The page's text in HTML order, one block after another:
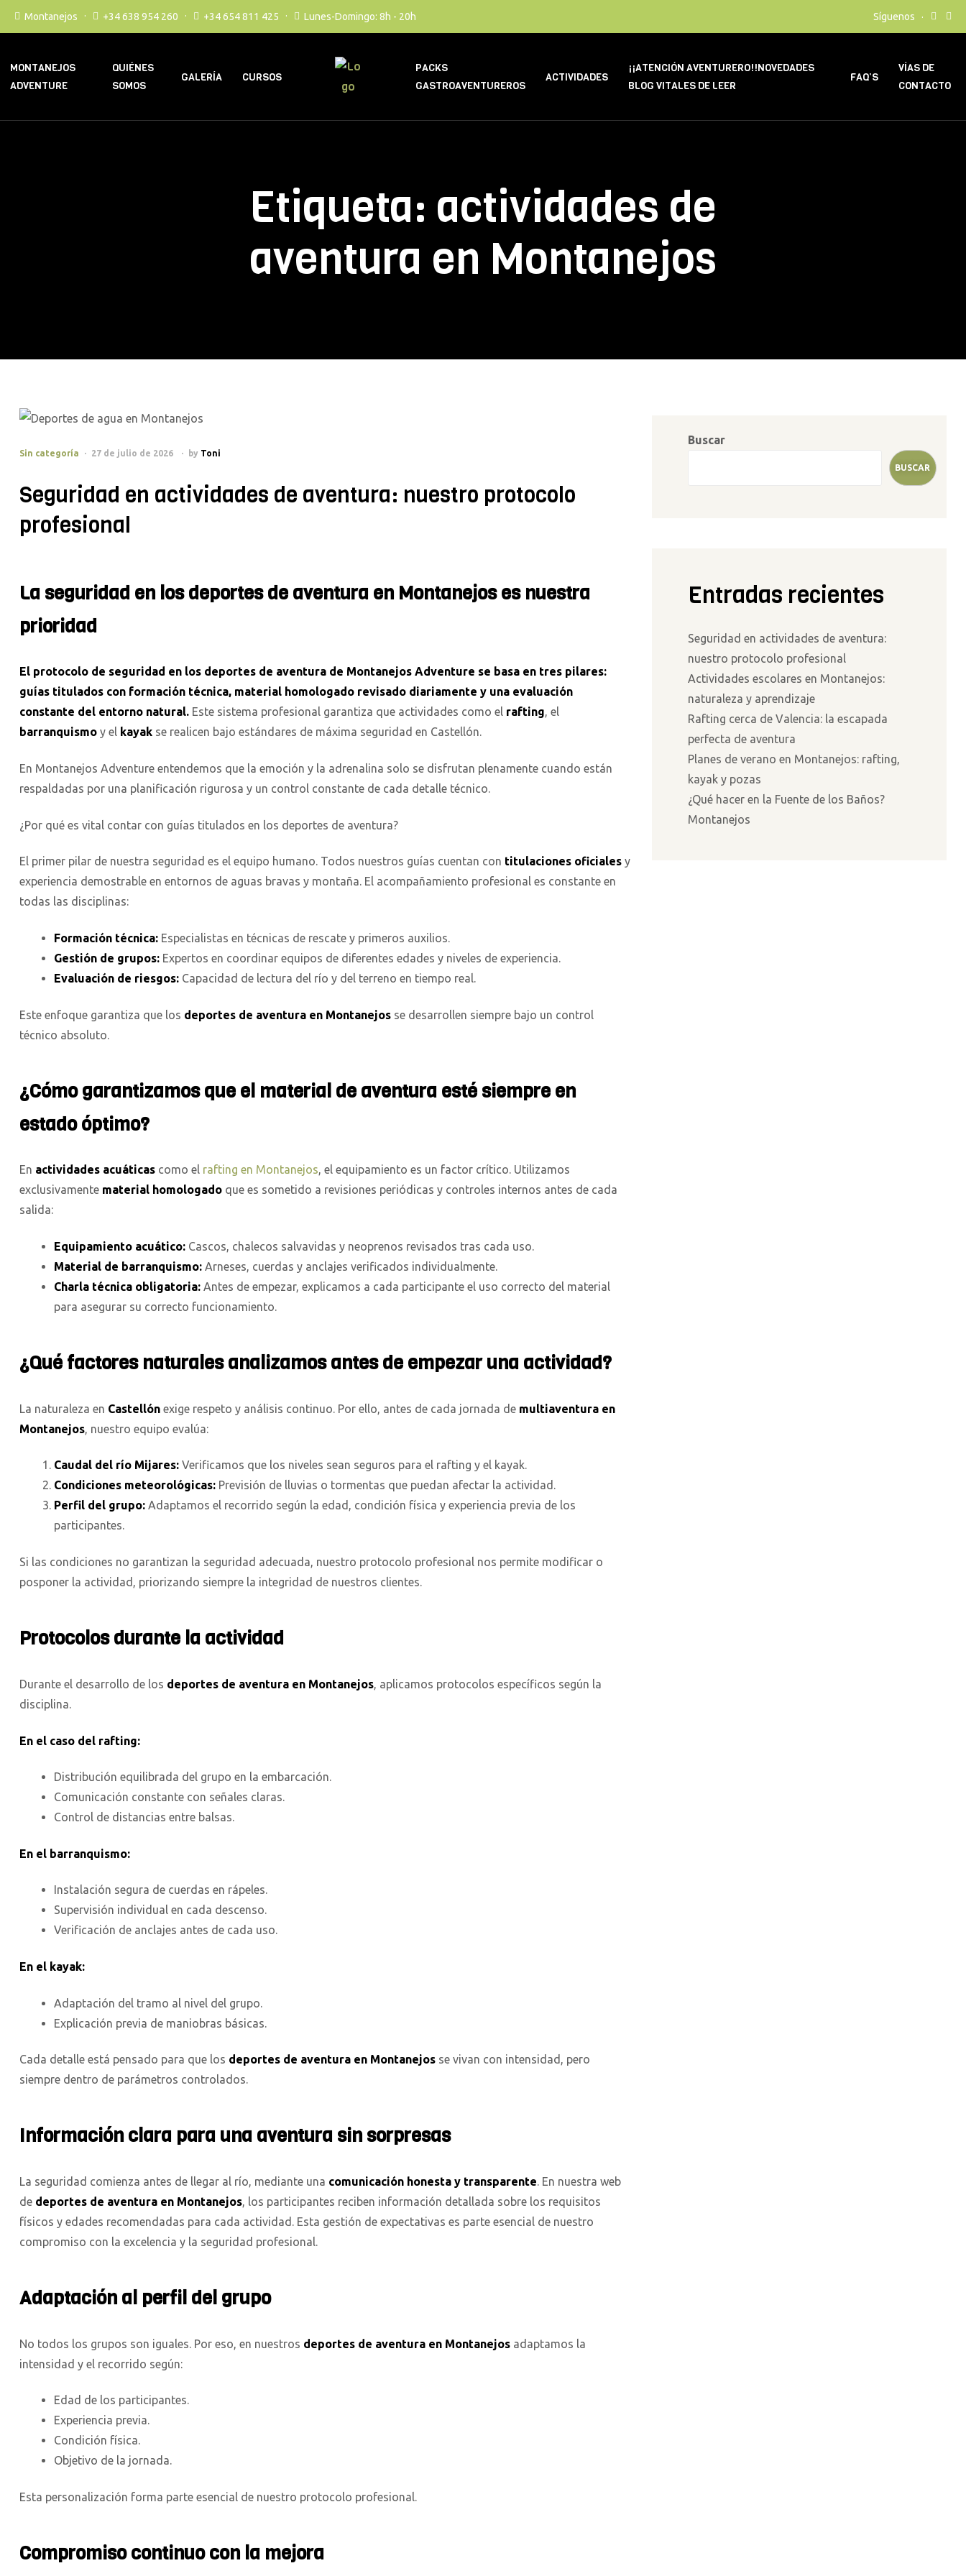
Montanejos +34 638 954 260 +34 654 811 425 Lunes-Domingo: 8h - 20h Síguenos
MONTANEJOS
ADVENTURE
QUIÉNES
SOMOS
GALERÍA CURSOS
PACKS
GASTROAVENTUREROS
ACTIVIDADES
¡¡ATENCIÓN AVENTURERO!!NOVEDADES
BLOG VITALES DE LEER
FAQ’S
VÍAS DE
CONTACTO
Etiqueta: actividades de
aventura en Montanejos
Sin categoría 27 de julio de 2026 by Toni
Seguridad en actividades de aventura: nuestro protocolo
profesional
La seguridad en los deportes de aventura en Montanejos es nuestra
prioridad
El protocolo de seguridad en los deportes de aventura de Montanejos Adventure se basa en tres pilares:
guías titulados con formación técnica, material homologado revisado diariamente y una evaluación
constante del entorno natural. Este sistema profesional garantiza que actividades como el rafting, el
barranquismo y el kayak se realicen bajo estándares de máxima seguridad en Castellón.
En Montanejos Adventure entendemos que la emoción y la adrenalina solo se disfrutan plenamente cuando están
respaldadas por una planificación rigurosa y un control constante de cada detalle técnico.
¿Por qué es vital contar con guías titulados en los deportes de aventura?
El primer pilar de nuestra seguridad es el equipo humano. Todos nuestros guías cuentan con titulaciones oficiales y
experiencia demostrable en entornos de aguas bravas y montaña. El acompañamiento profesional es constante en
todas las disciplinas:
Formación técnica: Especialistas en técnicas de rescate y primeros auxilios.
Gestión de grupos: Expertos en coordinar equipos de diferentes edades y niveles de experiencia.
Evaluación de riesgos: Capacidad de lectura del río y del terreno en tiempo real.
Este enfoque garantiza que los deportes de aventura en Montanejos se desarrollen siempre bajo un control
técnico absoluto.
¿Cómo garantizamos que el material de aventura esté siempre en
estado óptimo?
En actividades acuáticas como el rafting en Montanejos, el equipamiento es un factor crítico. Utilizamos
exclusivamente material homologado que es sometido a revisiones periódicas y controles internos antes de cada
salida:
Equipamiento acuático: Cascos, chalecos salvavidas y neoprenos revisados tras cada uso.
Material de barranquismo: Arneses, cuerdas y anclajes verificados individualmente.
Charla técnica obligatoria: Antes de empezar, explicamos a cada participante el uso correcto del material
para asegurar su correcto funcionamiento.
¿Qué factores naturales analizamos antes de empezar una actividad?
La naturaleza en Castellón exige respeto y análisis continuo. Por ello, antes de cada jornada de multiaventura en
Montanejos, nuestro equipo evalúa:
Caudal del río Mijares: Verificamos que los niveles sean seguros para el rafting y el kayak.
Condiciones meteorológicas: Previsión de lluvias o tormentas que puedan afectar la actividad.
Perfil del grupo: Adaptamos el recorrido según la edad, condición física y experiencia previa de los
participantes.
Si las condiciones no garantizan la seguridad adecuada, nuestro protocolo profesional nos permite modificar o
posponer la actividad, priorizando siempre la integridad de nuestros clientes.
Protocolos durante la actividad
Durante el desarrollo de los deportes de aventura en Montanejos, aplicamos protocolos específicos según la
disciplina.
En el caso del rafting:
Distribución equilibrada del grupo en la embarcación.
Comunicación constante con señales claras.
Control de distancias entre balsas.
En el barranquismo:
Instalación segura de cuerdas en rápeles.
Supervisión individual en cada descenso.
Verificación de anclajes antes de cada uso.
En el kayak:
Adaptación del tramo al nivel del grupo.
Explicación previa de maniobras básicas.
Cada detalle está pensado para que los deportes de aventura en Montanejos se vivan con intensidad, pero
siempre dentro de parámetros controlados.
Información clara para una aventura sin sorpresas
La seguridad comienza antes de llegar al río, mediante una comunicación honesta y transparente. En nuestra web
de deportes de aventura en Montanejos, los participantes reciben información detallada sobre los requisitos
físicos y edades recomendadas para cada actividad. Esta gestión de expectativas es parte esencial de nuestro
compromiso con la excelencia y la seguridad profesional.
Adaptación al perfil del grupo
No todos los grupos son iguales. Por eso, en nuestros deportes de aventura en Montanejos adaptamos la
intensidad y el recorrido según:
Edad de los participantes.
Experiencia previa.
Condición física.
Objetivo de la jornada.
Esta personalización forma parte esencial de nuestro protocolo profesional.
Compromiso continuo con la mejora
Buscar
BUSCAR
Entradas recientes
Seguridad en actividades de aventura:
nuestro protocolo profesional
Actividades escolares en Montanejos:
naturaleza y aprendizaje
Rafting cerca de Valencia: la escapada
perfecta de aventura
Planes de verano en Montanejos: rafting,
kayak y pozas
¿Qué hacer en la Fuente de los Baños?
Montanejos